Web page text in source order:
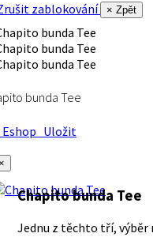
zablokování
× Zpět
bunda Tee
Uložit
Chapito bunda Tee
Jednu z těchto tří, výběr